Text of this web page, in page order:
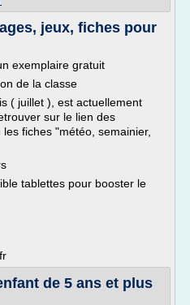
jeux, fiches pour
exemplaire gratuit
de la classe
( juillet ), est actuellement
sur le lien des
fiches "météo, semainier,
tablettes pour booster le
de 5 ans et plus